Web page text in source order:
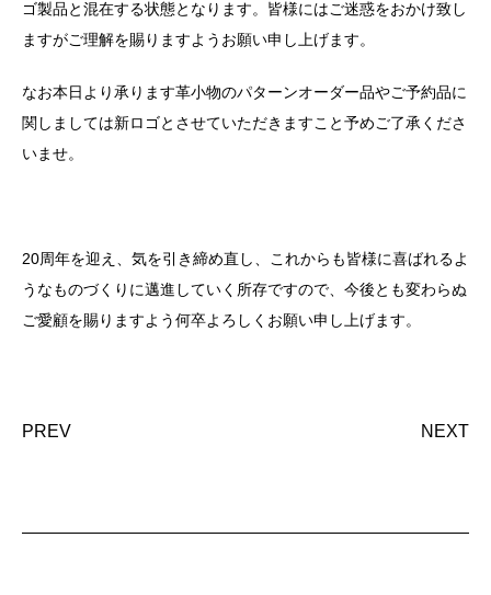
ゴ製品と混在する状態となります。皆様にはご迷惑をおかけ致し
ますがご理解を賜りますようお願い申し上げます。
なお本日より承ります革小物のパターンオーダー品やご予約品に
関しましては新ロゴとさせていただきますこと予めご了承くださ
いませ。
20周年を迎え、気を引き締め直し、これからも皆様に喜ばれるよ
うなものづくりに邁進していく所存ですので、今後とも変わらぬ
ご愛顧を賜りますよう何卒よろしくお願い申し上げます。
PREV NEXT